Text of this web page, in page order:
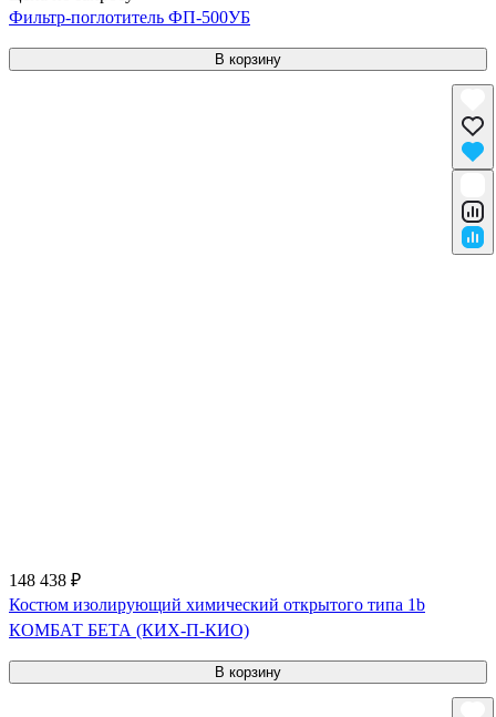
Фильтр-поглотитель ФП-500УБ
В корзину
148 438 ₽
Костюм изолирующий химический открытого типа 1b
КОМБАТ БЕТА (КИХ-П-КИО)
В корзину